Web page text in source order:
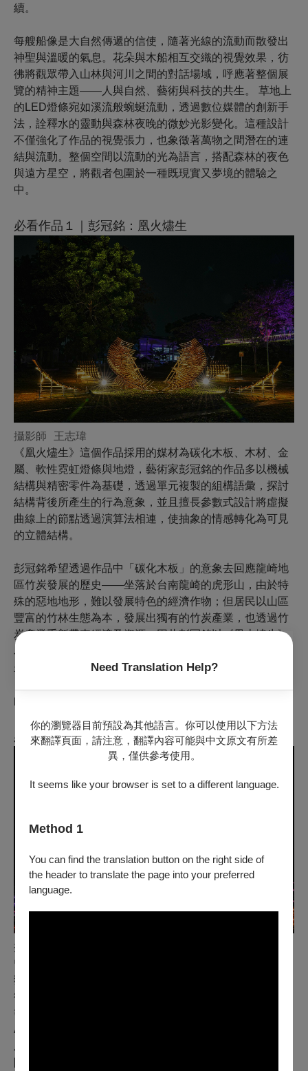
Need Translation Help?
你的瀏覽器目前預設為其他語言。你可以使用以下方法
來翻譯頁面，請注意，翻譯內容可能與中文原文有所差
異，僅供參考使用。
It seems like your browser is set to a different language.
Method 1
You can find the translation button on the right side of
the header to translate the page into your preferred
language.
續。
每艘船像是大自然傳遞的信使，隨著光線的流動而散發出
神聖與溫暖的氣息。花朵與木船相互交織的視覺效果，彷
彿將觀眾帶入山林與河川之間的對話場域，呼應著整個展
覽的精神主題——人與自然、藝術與科技的共生。 草地上
的LED燈條宛如溪流般蜿蜒流動，透過數位媒體的創新手
法，詮釋水的靈動與森林夜晚的微妙光影變化。這種設計
不僅強化了作品的視覺張力，也象徵著萬物之間潛在的連
結與流動。整個空間以流動的光為語言，搭配森林的夜色
與遠方星空，將觀者包圍於一種既現實又夢境的體驗之
中。
必看作品１｜彭冠銘：凰火燼生
攝影師 王志瑋
《凰火燼生》這個作品採用的媒材為碳化木板、木材、金
屬、軟性霓虹燈條與地燈，藝術家彭冠銘的作品多以機械
結構與精密零件為基礎，透過單元複製的組構語彙，探討
結構背後所產生的行為意象，並且擅長參數式設計將虛擬
曲線上的節點透過演算法相連，使抽象的情感轉化為可見
的立體結構。
彭冠銘希望透過作品中「碳化木板」的意象去回應龍崎地
區竹炭發展的歷史——坐落於台南龍崎的虎形山，由於特
殊的惡地地形，難以發展特色的經濟作物；但居民以山區
豐富的竹林生態為本，發展出獨有的竹炭產業，也透過竹
炭產業重新帶來經濟及資源，因此彭冠銘以《凰火燼生》
為名，將鳳凰的翅膀作為意象，透過周而復始的圓弧造型
呈現，在每次的餘燼之後，都能重燃振翅的希望，期待以
的生機。
必看作品２｜ 陳普：聲波花
攝影師 王志瑋
曾獲台北文創天空創意節首獎、台北設計獎市長獎，並屢
獲國際展覽邀請的藝術家陳普，從手繪出發，透過數位技
術，轉化為立體雕塑、公共藝術裝置、2D動畫、3D動畫
等樣貌，讓其角色有機生長於虛實空間，加入
AR（Augmented Reality）、生成藝術（Generative art）